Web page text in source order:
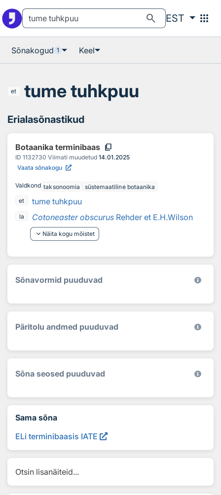
search EST apps
Sõnakogud 1 Keel
et tume tuhkpuu
Erialasõnastikud
Botaanika terminibaas content_copy
ID 1132730 Viimati muudetud 14.01.2025
Vaata sõnakogu
Valdkond taksonoomia
süstemaatiline botaanika
et
tume tuhkpuu
la Cotoneaster obscurus Rehder et E.H.Wilson
keyboard_arrow_down Näita kogu mõistet
Sõnavormid puuduvad
Päritolu andmed puuduvad
Sõna seosed puuduvad
Sama sõna
ELi terminibaasis IATE
Otsin lisanäiteid...